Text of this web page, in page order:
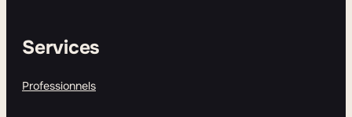
Services
Professionnels